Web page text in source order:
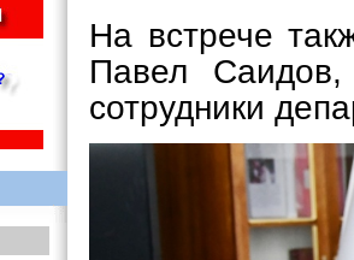
На встрече
Павел
сотрудники